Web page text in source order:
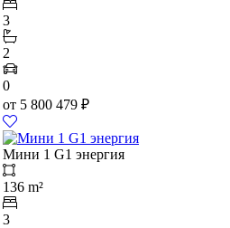
3
2
0
от 5 800 479 ₽
Мини 1 G1 энергия
136 m²
3